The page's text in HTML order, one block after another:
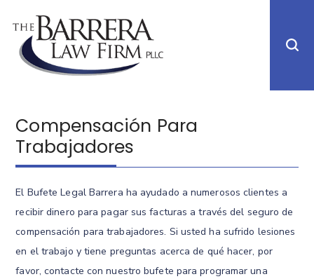
Compensación Para
Trabajadores
El Bufete Legal Barrera ha ayudado a numerosos clientes a
recibir dinero para pagar sus facturas a través del seguro de
compensación para trabajadores. Si usted ha sufrido lesiones
en el trabajo y tiene preguntas acerca de qué hacer, por
favor, contacte con nuestro bufete para programar una